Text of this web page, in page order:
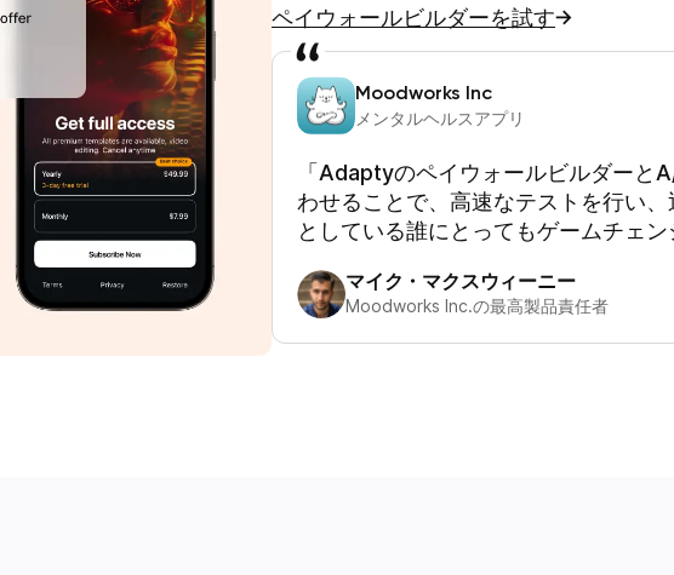
ペイウォールビルダーを試す
Moodworks Inc
メンタルヘルスアプリ
「Adaptyのペイウォールビルダーと
わせることで、高速なテストを行い
としている誰にとってもゲームチェン
マイク・マクスウィーニー
Moodworks Inc.の最高製品責任者